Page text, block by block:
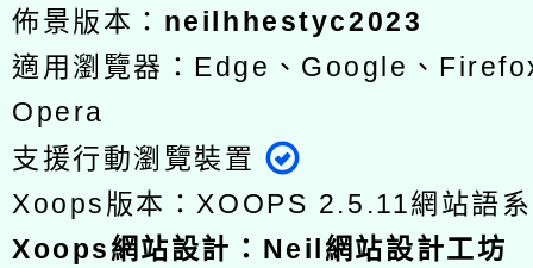
佈景版本： neilhhestyc2023
適用瀏覽器：Edge、Google、
Opera
支援行動瀏覽裝置
Xoops版本：XOOPS 2.5.11網站語
Xoops網站設計 ： Neil網站設計工坊